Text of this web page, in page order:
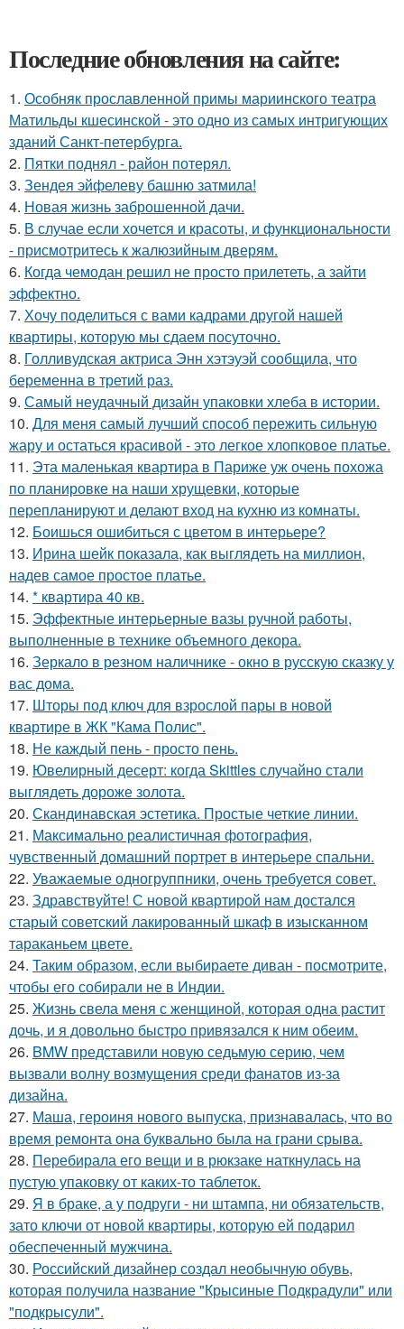
Последние обновления на сайте:
1. Особняк прославленной примы мариинского театра
Матильды кшесинской - это одно из самых интригующих
зданий Санкт-петербурга.
2. Пятки поднял - район потерял.
3. Зендея эйфелеву башню затмила!
4. Новая жизнь заброшенной дачи.
5. В случае если хочется и красоты, и функциональности
- присмотритесь к жалюзийным дверям.
6. Когда чемодан решил не просто прилететь, а зайти
эффектно.
7. Хочу поделиться с вами кадрами другой нашей
квартиры, которую мы сдаем посуточно.
8. Голливудская актриса Энн хэтэуэй сообщила, что
беременна в третий раз.
9. Самый неудачный дизайн упаковки хлеба в истории.
10. Для меня самый лучший способ пережить сильную
жару и остаться красивой - это легкое хлопковое платье.
11. Эта маленькая квартира в Париже уж очень похожа
по планировке на наши хрущевки, которые
перепланируют и делают вход на кухню из комнаты.
12. Боишься ошибиться с цветом в интерьере?
13. Ирина шейк показала, как выглядеть на миллион,
надев самое простое платье.
14. * квартира 40 кв.
15. Эффектные интерьерные вазы ручной работы,
выполненные в технике объемного декора.
16. Зеркало в резном наличнике - окно в русскую сказку у
вас дома.
17. Шторы под ключ для взрослой пары в новой
квартире в ЖК "Кама Полис".
18. Не каждый пень - просто пень.
19. Ювелирный десерт: когда Skittles случайно стали
выглядеть дороже золота.
20. Скандинавская эстетика. Простые четкие линии.
21. Максимально реалистичная фотография,
чувственный домашний портрет в интерьере спальни.
22. Уважаемые одногруппники, очень требуется совет.
23. Здравствуйте! С новой квартирой нам достался
старый советский лакированный шкаф в изысканном
тараканьем цвете.
24. Таким образом, если выбираете диван - посмотрите,
чтобы его собирали не в Индии.
25. Жизнь свела меня с женщиной, которая одна растит
дочь, и я довольно быстро привязался к ним обеим.
26. BMW представили новую седьмую серию, чем
вызвали волну возмущения среди фанатов из-за
дизайна.
27. Маша, героиня нового выпуска, признавалась, что во
время ремонта она буквально была на грани срыва.
28. Перебирала его вещи и в рюкзаке наткнулась на
пустую упаковку от каких-то таблеток.
29. Я в браке, а у подруги - ни штампа, ни обязательств,
зато ключи от новой квартиры, которую ей подарил
обеспеченный мужчина.
30. Российский дизайнер создал необычную обувь,
которая получила название "Крысиные Подкрадули" или
"подкрысули".